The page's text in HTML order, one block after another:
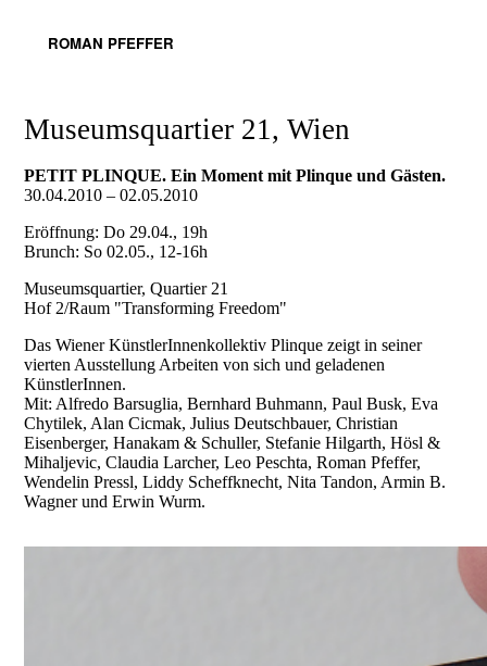
ROMAN PFEFFER
Museumsquartier 21, Wien
PETIT PLINQUE. Ein Moment mit Plinque und Gästen.
30.04.2010 – 02.05.2010
Eröffnung: Do 29.04., 19h
Brunch: So 02.05., 12-16h
Museumsquartier, Quartier 21
Hof 2/Raum "Transforming Freedom"
Das Wiener KünstlerInnenkollektiv Plinque zeigt in seiner
vierten Ausstellung Arbeiten von sich und geladenen
KünstlerInnen.
Mit: Alfredo Barsuglia, Bernhard Buhmann, Paul Busk, Eva
Chytilek, Alan Cicmak, Julius Deutschbauer, Christian
Eisenberger, Hanakam & Schuller, Stefanie Hilgarth, Hösl &
Mihaljevic, Claudia Larcher, Leo Peschta, Roman Pfeffer,
Wendelin Pressl, Liddy Scheffknecht, Nita Tandon, Armin B.
Wagner und Erwin Wurm.